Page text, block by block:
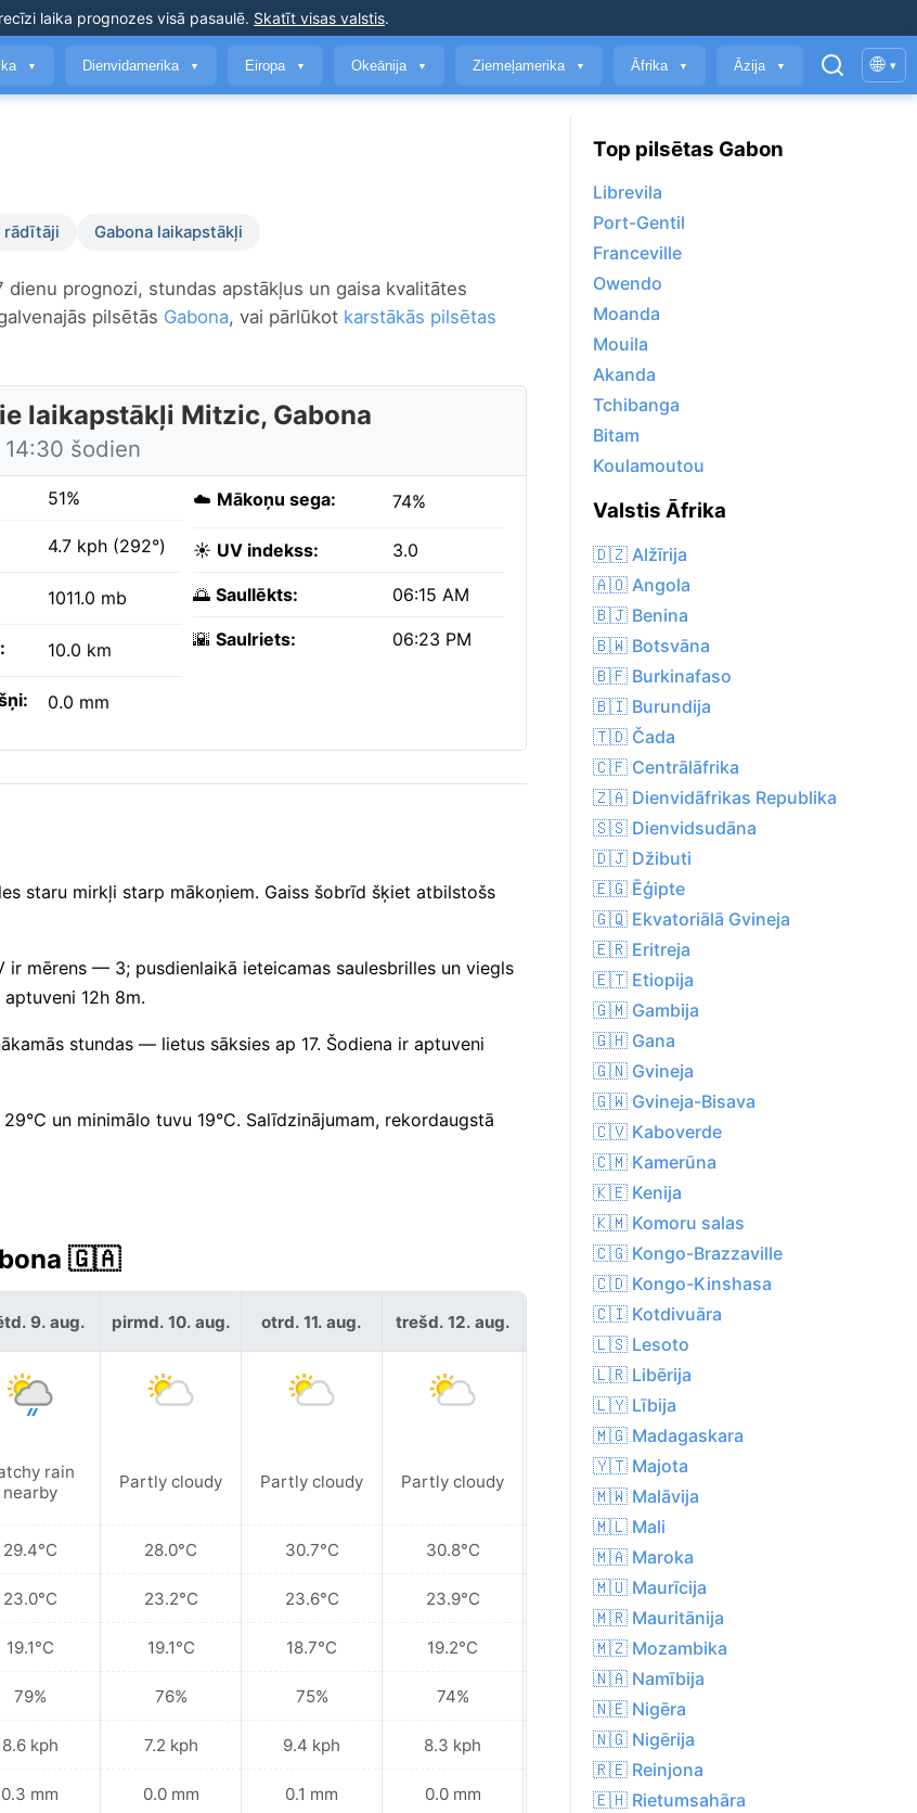
laika prognozes visā pasaulē. Skatīt visas valstis.
▼ Dienvidamerika ▼ Eiropa ▼ Okeānija ▼ Ziemeļamerika ▼ Āfrika ▼ Āzija ▼ 🌐 ▾
rādītāji Gabona laikapstākļi
prognozi, stundas apstākļus un gaisa kvalitātes
pilsētās Gabona, vai pārlūkot karstākās pilsētas
laikapstākļi Mitzic, Gabona
šodien
51%
4.7 kph (292°)
1011.0 mb
10.0 km
0.0 mm
☁️ Mākoņu sega: 74%
☀️ UV indekss: 3.0
🌅 Saullēkts: 06:15 AM
🌇 Saulriets: 06:23 PM
staru mirkļi starp mākoņiem. Gaiss šobrīd šķiet atbilstošs
ir mērens — 3; pusdienlaikā ieteicamas saulesbrilles un viegls
12h 8m.
stundas — lietus sāksies ap 17. Šodiena ir aptuveni
un minimālo tuvu 19°C. Salīdzinājumam, rekordaugstā
🇬🇦
9. aug.
rain
nearby
29.4°C
23.0°C
19.1°C
79%
8.6 kph
0.3 mm
pirmd. 10. aug.
Partly cloudy
28.0°C
23.2°C
19.1°C
76%
7.2 kph
0.0 mm
otrd. 11. aug.
Partly cloudy
30.7°C
23.6°C
18.7°C
75%
9.4 kph
0.1 mm
trešd. 12. aug.
Partly cloudy
30.8°C
23.9°C
19.2°C
74%
8.3 kph
0.0 mm
ceturtd. 13.
aug.
Patchy rain
nearby
28.0°C
23.7°C
20.6°C
73%
8.6 kph
0.0 mm
Top pilsētas Gabon
Librevila
Port-Gentil
Franceville
Owendo
Moanda
Mouila
Akanda
Tchibanga
Bitam
Koulamoutou
Valstis Āfrika
🇩🇿 Alžīrija
🇦🇴 Angola
🇧🇯 Benina
🇧🇼 Botsvāna
🇧🇫 Burkinafaso
🇧🇮 Burundija
🇹🇩 Čada
🇨🇫 Centrālāfrika
🇿🇦 Dienvidāfrikas Republika
🇸🇸 Dienvidsudāna
🇩🇯 Džibuti
🇪🇬 Ēģipte
🇬🇶 Ekvatoriālā Gvineja
🇪🇷 Eritreja
🇪🇹 Etiopija
🇬🇲 Gambija
🇬🇭 Gana
🇬🇳 Gvineja
🇬🇼 Gvineja-Bisava
🇨🇻 Kaboverde
🇨🇲 Kamerūna
🇰🇪 Kenija
🇰🇲 Komoru salas
🇨🇬 Kongo-Brazzaville
🇨🇩 Kongo-Kinshasa
🇨🇮 Kotdivuāra
🇱🇸 Lesoto
🇱🇷 Libērija
🇱🇾 Lībija
🇲🇬 Madagaskara
🇾🇹 Majota
🇲🇼 Malāvija
🇲🇱 Mali
🇲🇦 Maroka
🇲🇺 Maurīcija
🇲🇷 Mauritānija
🇲🇿 Mozambika
🇳🇦 Namībija
🇳🇪 Nigēra
🇳🇬 Nigērija
🇷🇪 Reinjona
🇪🇭 Rietumsahāra